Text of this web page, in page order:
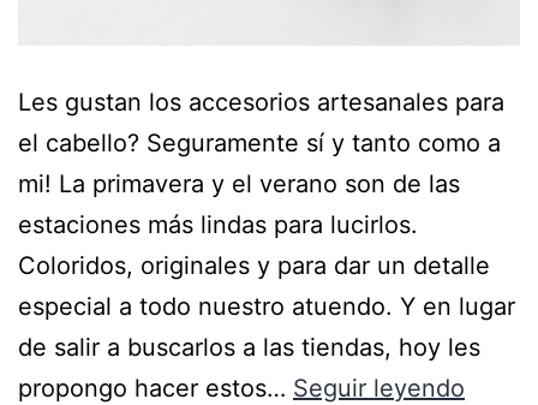
Les gustan los accesorios artesanales para
el cabello? Seguramente sí y tanto como a
mi! La primavera y el verano son de las
estaciones más lindas para lucirlos.
Coloridos, originales y para dar un detalle
especial a todo nuestro atuendo. Y en lugar
de salir a buscarlos a las tiendas, hoy les
propongo hacer estos… Seguir leyendo